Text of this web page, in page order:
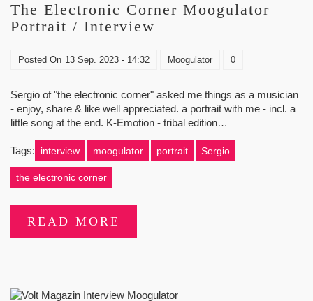
The Electronic Corner Moogulator
Portrait / Interview
Posted On 13 Sep. 2023 - 14:32 Moogulator 0
Sergio of "the electronic corner" asked me things as a musician
- enjoy, share & like well appreciated. a portrait with me - incl. a
little song at the end. K-Emotion - tribal edition…
Tags: interview moogulator portrait Sergio
the electronic corner
READ MORE